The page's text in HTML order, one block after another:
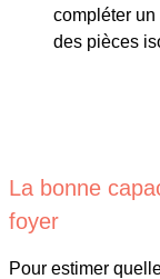
compléter
des pièces
La bonne
foyer
Pour estimer